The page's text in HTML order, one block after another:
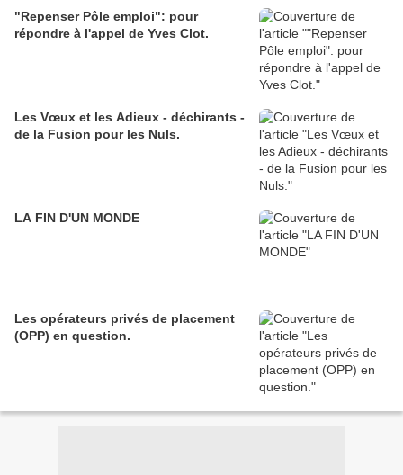
"Repenser Pôle emploi": pour
répondre à l'appel de Yves Clot.
Les Vœux et les Adieux - déchirants -
de la Fusion pour les Nuls.
LA FIN D'UN MONDE
Les opérateurs privés de placement
(OPP) en question.